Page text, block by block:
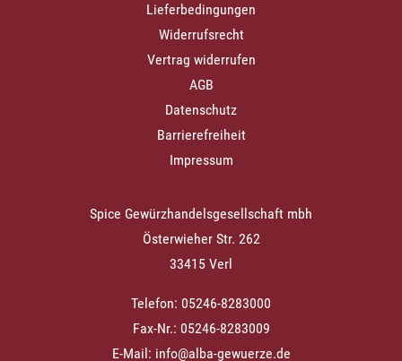
Lieferbedingungen
Widerrufsrecht
Vertrag widerrufen
AGB
Datenschutz
Barrierefreiheit
Impressum
Spice Gewürzhandelsgesellschaft mbh
Österwieher Str. 262
33415 Verl
Telefon: 05246-8283000
Fax-Nr.: 05246-8283009
E-Mail: info@alba-gewuerze.de